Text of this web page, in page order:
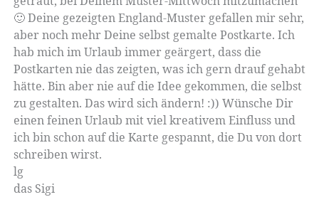
🙂 Deine gezeigten England-Muster gefallen mir sehr,
aber noch mehr Deine selbst gemalte Postkarte. Ich
hab mich im Urlaub immer geärgert, dass die
Postkarten nie das zeigten, was ich gern drauf gehabt
hätte. Bin aber nie auf die Idee gekommen, die selbst
zu gestalten. Das wird sich ändern! :)) Wünsche Dir
einen feinen Urlaub mit viel kreativem Einfluss und
ich bin schon auf die Karte gespannt, die Du von dort
schreiben wirst.
lg
das Sigi